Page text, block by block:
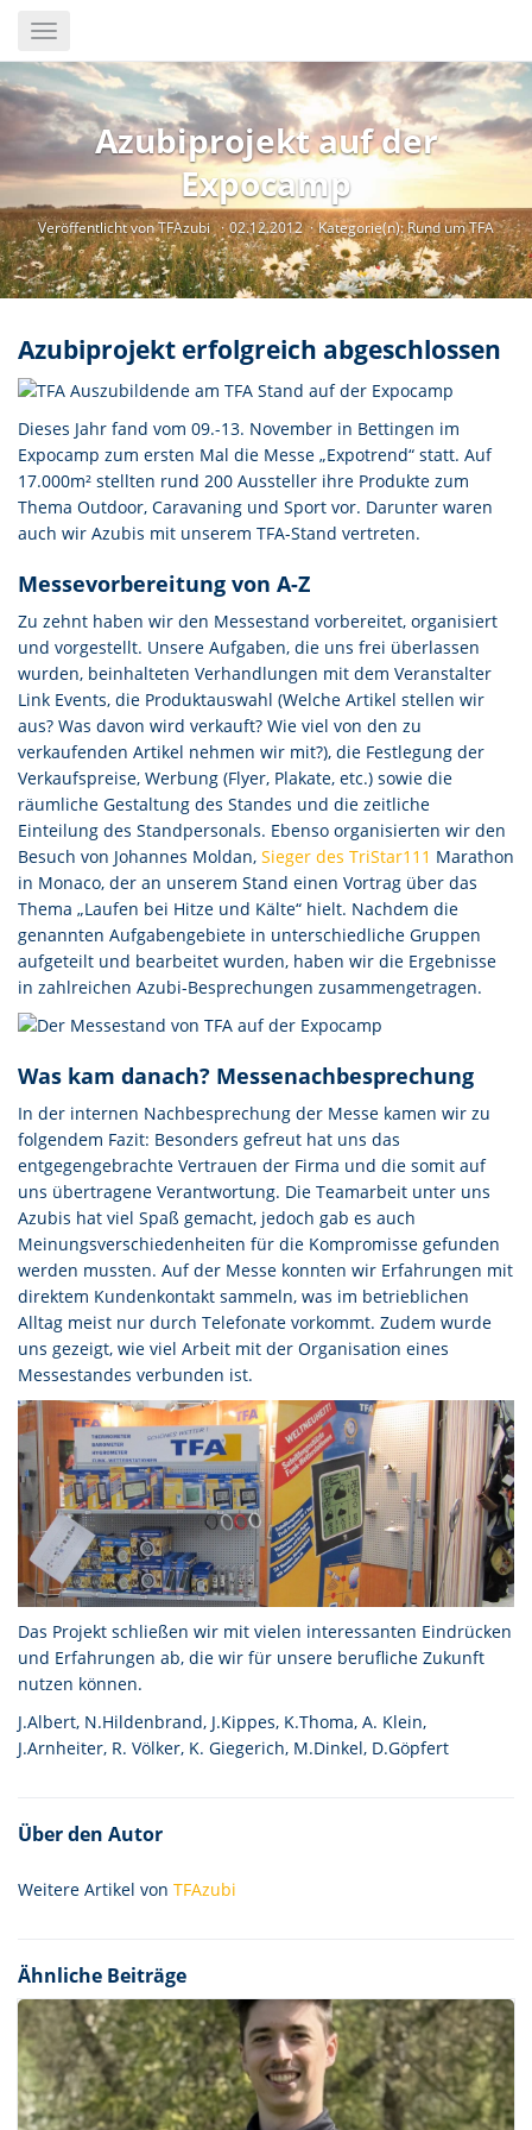
main
content
Toggle
navigation
Azubiprojekt auf der
Expocamp
Veröffentlicht von TFAzubi 02.12.2012 Kategorie(n):Rund um TFA
Azubiprojekt erfolgreich abgeschlossen
Dieses Jahr fand vom 09.-13. November in Bettingen im
Expocamp zum ersten Mal die Messe „Expotrend“ statt. Auf
17.000m² stellten rund 200 Aussteller ihre Produkte zum
Thema Outdoor, Caravaning und Sport vor. Darunter waren
auch wir Azubis mit unserem TFA-Stand vertreten.
Messevorbereitung von A-Z
Zu zehnt haben wir den Messestand vorbereitet, organisiert
und vorgestellt. Unsere Aufgaben, die uns frei überlassen
wurden, beinhalteten Verhandlungen mit dem Veranstalter
Link Events, die Produktauswahl (Welche Artikel stellen wir
aus? Was davon wird verkauft? Wie viel von den zu
verkaufenden Artikel nehmen wir mit?), die Festlegung der
Verkaufspreise, Werbung (Flyer, Plakate, etc.) sowie die
räumliche Gestaltung des Standes und die zeitliche
Einteilung des Standpersonals. Ebenso organisierten wir den
Besuch von Johannes Moldan, Sieger des TriStar111 Marathon
in Monaco, der an unserem Stand einen Vortrag über das
Thema „Laufen bei Hitze und Kälte“ hielt. Nachdem die
genannten Aufgabengebiete in unterschiedliche Gruppen
aufgeteilt und bearbeitet wurden, haben wir die Ergebnisse
in zahlreichen Azubi-Besprechungen zusammengetragen.
Was kam danach? Messenachbesprechung
In der internen Nachbesprechung der Messe kamen wir zu
folgendem Fazit: Besonders gefreut hat uns das
entgegengebrachte Vertrauen der Firma und die somit auf
uns übertragene Verantwortung. Die Teamarbeit unter uns
Azubis hat viel Spaß gemacht, jedoch gab es auch
Meinungsverschiedenheiten für die Kompromisse gefunden
werden mussten. Auf der Messe konnten wir Erfahrungen mit
direktem Kundenkontakt sammeln, was im betrieblichen
Alltag meist nur durch Telefonate vorkommt. Zudem wurde
uns gezeigt, wie viel Arbeit mit der Organisation eines
Messestandes verbunden ist.
Das Projekt schließen wir mit vielen interessanten Eindrücken
und Erfahrungen ab, die wir für unsere berufliche Zukunft
nutzen können.
J.Albert, N.Hildenbrand, J.Kippes, K.Thoma, A. Klein,
J.Arnheiter, R. Völker, K. Giegerich, M.Dinkel, D.Göpfert
Über den Autor
Weitere Artikel von TFAzubi
Ähnliche Beiträge